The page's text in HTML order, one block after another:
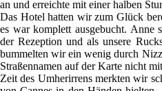
an und erreichte mit einer halben
Das Hotel hatten wir zum Glück
es war komplett ausgebucht. Anne
der Rezeption und als unsere
bummelten wir ein wenig durch
Straßennamen auf der Karte nicht
Zeit des Umherirrens merkten wir